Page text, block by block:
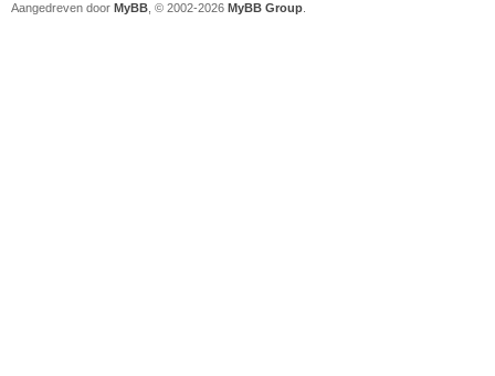
Aangedreven door MyBB , © 2002-2026 MyBB Group